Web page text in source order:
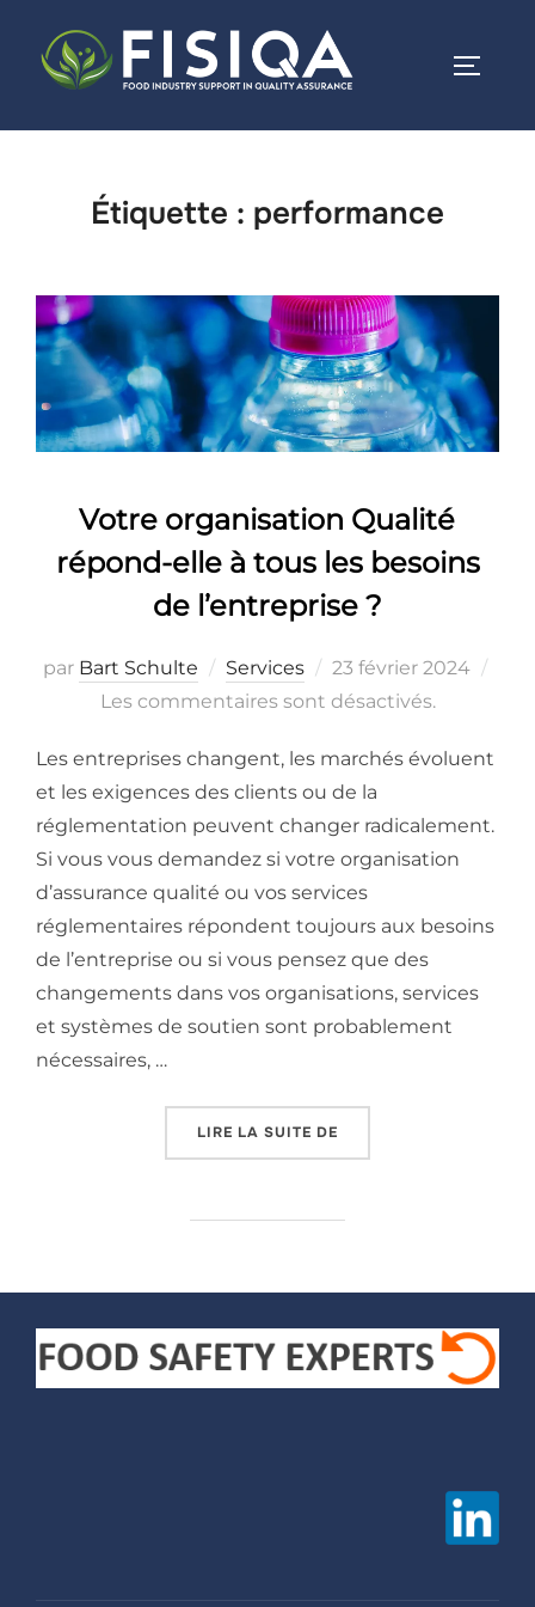
Étiquette : performance
Votre organisation Qualité
répond-elle à tous les besoins
de l’entreprise ?
par Bart Schulte Services
23 février 2024
Les commentaires sont désactivés.
Les entreprises changent, les marchés évoluent
et les exigences des clients ou de la
réglementation peuvent changer radicalement.
Si vous vous demandez si votre organisation
d’assurance qualité ou vos services
réglementaires répondent toujours aux besoins
de l’entreprise ou si vous pensez que des
changements dans vos organisations, services
et systèmes de soutien sont probablement
nécessaires, …
LIRE LA SUITE DE